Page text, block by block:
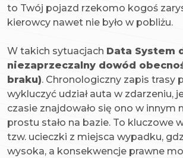
to Twój pojazd rzekomo kogoś
kierowcy nawet nie było w pobliżu.
W takich sytuacjach Data System
niezaprzeczalny dowód
braku). Chronologiczny zapis trasy
wykluczyć udział auta w zdarzeniu,
czasie znajdowało się ono w innym
prostu stało na bazie. To kluczowe
tzw. ucieczki z miejsca wypadku,
wysoka, a konsekwencje prawne